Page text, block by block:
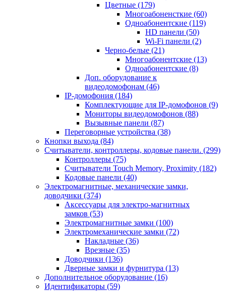
Цветные (179)
Многоабоненсткие (60)
Одноабонентские (119)
HD панели (50)
Wi-Fi панели (2)
Черно-белые (21)
Многоабонентские (13)
Одноабонентские (8)
Доп. оборудование к
видеодомофонам (46)
IP-домофония (184)
Комплектующие для IP-домофонов (9)
Мониторы видеодомофонов (88)
Вызывные панели (87)
Переговорные устройства (38)
Кнопки выхода (84)
Считыватели, контроллеры, кодовые панели. (299)
Контроллеры (75)
Считыватели Touch Memory, Proximity (182)
Кодовые панели (40)
Электромагнитные, механические замки,
доводчики (374)
Аксессуары для электро-магнитных
замков (53)
Электромагнитные замки (100)
Электромеханические замки (72)
Накладные (36)
Врезные (35)
Доводчики (136)
Дверные замки и фурнитура (13)
Дополнительное оборудование (16)
Идентификаторы (59)